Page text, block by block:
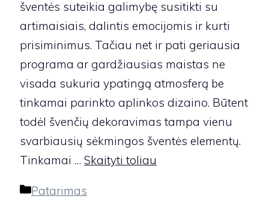
šventės suteikia galimybę susitikti su
artimaisiais, dalintis emocijomis ir kurti
prisiminimus. Tačiau net ir pati geriausia
programa ar gardžiausias maistas ne
visada sukuria ypatingą atmosferą be
tinkamai parinkto aplinkos dizaino. Būtent
todėl švenčių dekoravimas tampa vienu
svarbiausių sėkmingos šventės elementų.
Tinkamai … Skaityti toliau
Kategorijos
Patarimas